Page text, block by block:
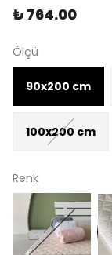
₺ 764.00
Ölçü
90x200 cm
100x200 cm
Renk